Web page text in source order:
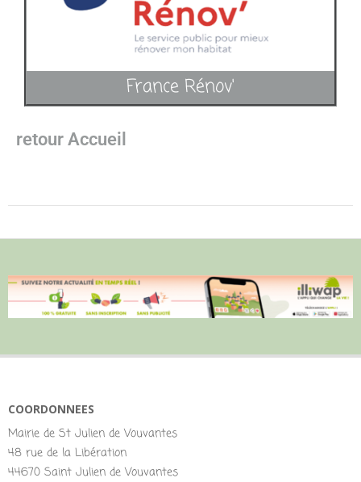
France Rénov'
retour Accueil
COORDONNEES
Mairie de St Julien de Vouvantes
48 rue de la Libération
44670 Saint Julien de Vouvantes